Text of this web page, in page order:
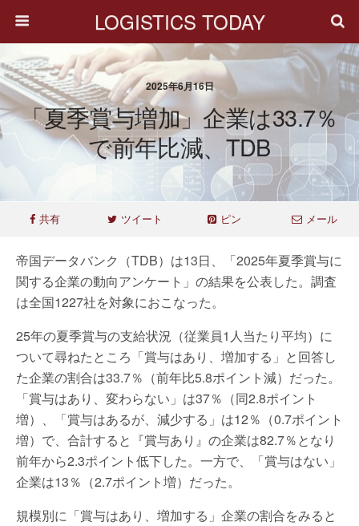
LOGISTICS TODAY
2025年6月16日
「夏季賞与増加」企業は33.7％
で前年比減、TDB
共有 ツイート ピン メール
帝国データバンク（TDB）は13日、「2025年夏季賞与に
関する企業の動向アンケート」の結果を公表した。調査
は全国1227社を対象におこなった。
25年の夏季賞与の支給状況（従業員1人当たり平均）に
ついて尋ねたところ「賞与はあり、増加する」と回答し
た企業の割合は33.7％（前年比5.8ポイント減）だった。
「賞与はあり、変わらない」は37％（同2.8ポイント
増）、「賞与はあるが、減少する」は12％（0.7ポイント
増）で、合計すると『賞与あり』の企業は82.7％となり
前年から2.3ポイント低下した。一方で、「賞与はない」
企業は13％（2.7ポイント増）だった。
規模別に「賞与はあり、増加する」企業の割合をみると